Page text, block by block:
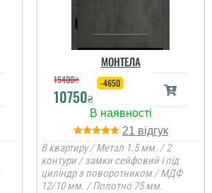
МОНТЕЛА
15400₴
10750₴
-4650
21
В квартиру / Метал 1.5 мм. / 2
контури / замки сейфовий і під
циліндр з поворотником / МДФ
12/10 мм. / Полотно 75 мм.